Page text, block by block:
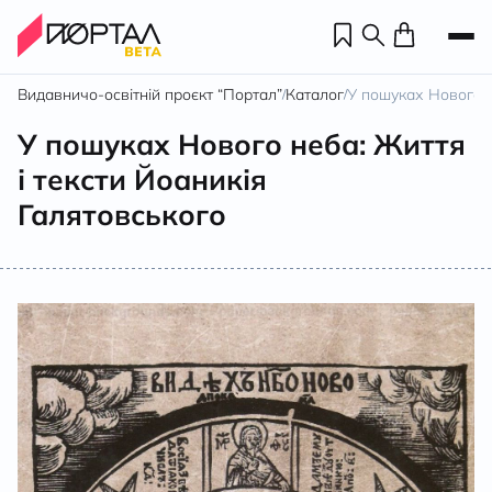
Видавничо-освітній проєкт “Портал”/Каталог/У пошуках Нового
У пошуках Нового неба: Життя
і тексти Йоаникія
Галятовського